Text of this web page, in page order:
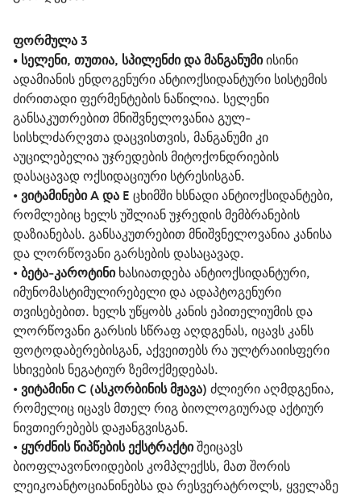
ფორმულა 3
• სელენი, თუთია, სპილენძი და მანგანუმი ისინი
ადამიანის ენდოგენური ანტიოქსიდანტური სისტემის
ძირითადი ფერმენტების ნაწილია. სელენი
განსაკუთრებით მნიშვნელოვანია გულ-
სისხლძარღვთა დაცვისთვის, მანგანუმი კი
აუცილებელია უჯრედების მიტოქონდრიების
დასაცავად ოქსიდაციური სტრესისგან.
• ვიტამინები A და E ცხიმში ხსნადი ანტიოქსიდანტები,
რომლებიც ხელს უშლიან უჯრედის მემბრანების
დაზიანებას. განსაკუთრებით მნიშვნელოვანია კანისა
და ლორწოვანი გარსების დასაცავად.
• ბეტა-კაროტინი ხასიათდება ანტიოქსიდანტური,
იმუნომასტიმულირებელი და ადაპტოგენური
თვისებებით. ხელს უწყობს კანის ეპითელიუმის და
ლორწოვანი გარსის სწრაფ აღდგენას, იცავს კანს
ფოტოდაბერებისგან, აქვეითებს რა ულტრაიისფერი
სხივების ნეგატიურ ზემოქმედებას.
• ვიტამინი С (ასკორბინის მჟავა) ძლიერი აღმდგენია,
რომელიც იცავს მთელ რიგ ბიოლოგიურად აქტიურ
ნივთიერებებს დაჟანგვისგან.
• ყურძნის წიპწების ექსტრაქტი შეიცავს
ბიოფლავონოიდების კომპლექსს, მათ შორის
ლეიკოანტოციანინებსა და რესვერატროლს, ყველაზე